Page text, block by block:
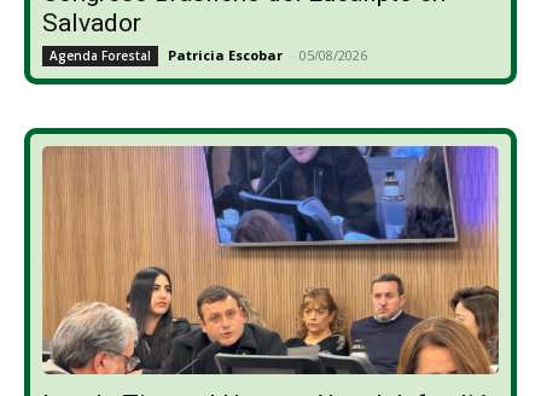
Salvador
Agenda Forestal Patricia Escobar - 05/08/2026